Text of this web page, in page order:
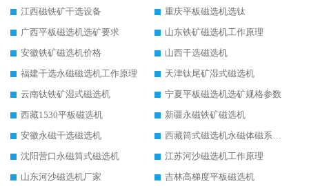
江西磁铁矿干选设备
重庆平板磁选机选钛
广西平板磁选机选矿要求
山东铁矿磁选机工作原理
安徽铁矿磁选机价格
山西干选磁选机
福建干选永磁磁选机工作原理
天津钛尾矿湿式磁选机
云南钛铁矿湿式磁选机
宁夏平板磁选机选矿规格参数
西藏1530平板磁选机
新疆永磁铁矿磁选机
安徽永磁干选磁选机
西藏筒式磁选机永磁体磁系设计
沈阳营口永磁筒式磁选机
江苏河沙磁选机工作原理
山东河沙磁选机厂家
吉林高梯度平板磁选机